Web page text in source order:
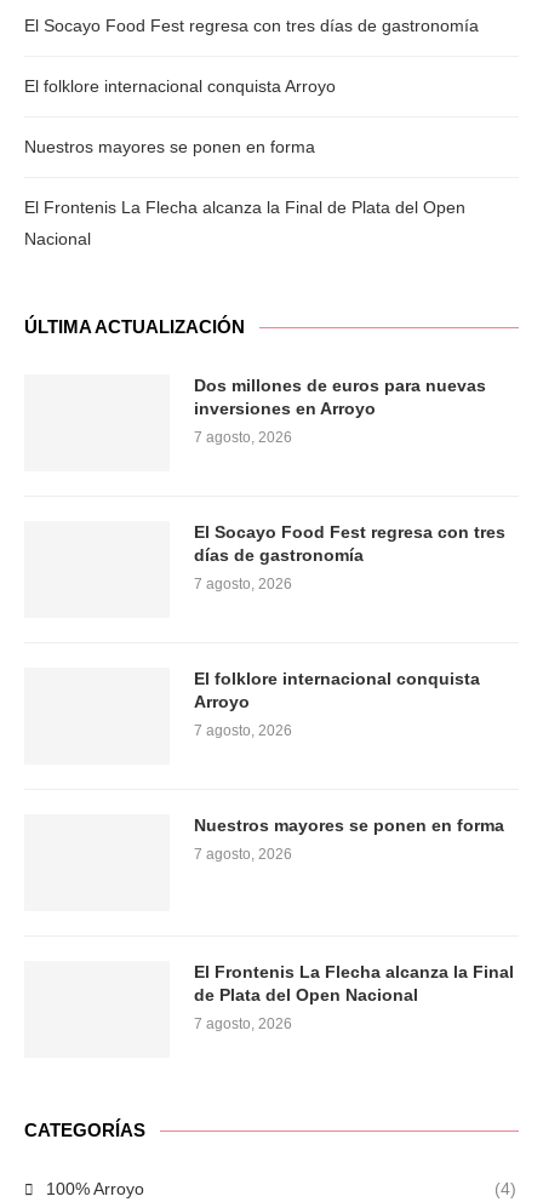
El Socayo Food Fest regresa con tres días de gastronomía
El folklore internacional conquista Arroyo
Nuestros mayores se ponen en forma
El Frontenis La Flecha alcanza la Final de Plata del Open
Nacional
ÚLTIMA ACTUALIZACIÓN
Dos millones de euros para nuevas
inversiones en Arroyo
7 agosto, 2026
El Socayo Food Fest regresa con tres
días de gastronomía
7 agosto, 2026
El folklore internacional conquista
Arroyo
7 agosto, 2026
Nuestros mayores se ponen en forma
7 agosto, 2026
El Frontenis La Flecha alcanza la Final
de Plata del Open Nacional
7 agosto, 2026
CATEGORÍAS
100% Arroyo (4)